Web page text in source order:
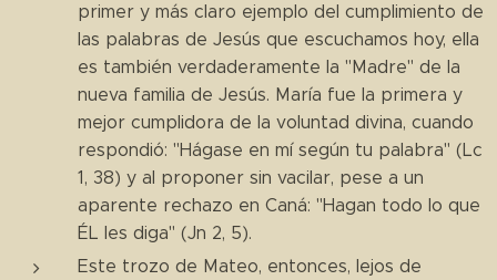
primer y más claro ejemplo del cumplimiento de
las palabras de Jesús que escuchamos hoy, ella
es también verdaderamente la "Madre" de la
nueva familia de Jesús. María fue la primera y
mejor cumplidora de la voluntad divina, cuando
respondió: "Hágase en mí según tu palabra" (Lc
1, 38) y al proponer sin vacilar, pese a un
aparente rechazo en Caná: "Hagan todo lo que
ÉL les diga" (Jn 2, 5).
Este trozo de Mateo, entonces, lejos de